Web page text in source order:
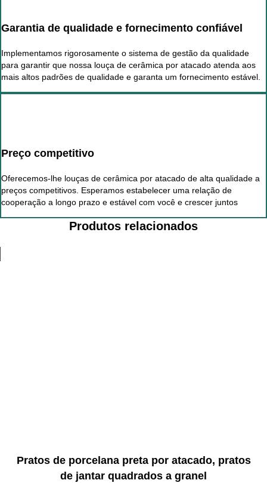
Garantia de qualidade e fornecimento confiável
Implementamos rigorosamente o sistema de gestão da qualidade
para garantir que nossa louça de cerâmica por atacado atenda aos
mais altos padrões de qualidade e garanta um fornecimento estável.
Preço competitivo
Oferecemos-lhe louças de cerâmica por atacado de alta qualidade a
preços competitivos. Esperamos estabelecer uma relação de
cooperação a longo prazo e estável com você e crescer juntos
Produtos relacionados
Pratos de porcelana preta por atacado, pratos
de jantar quadrados a granel